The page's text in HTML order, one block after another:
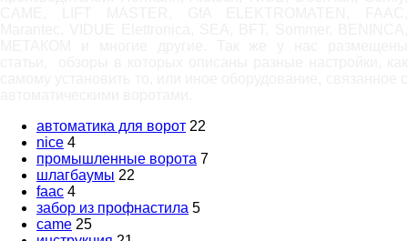
автоматика для ворот 22
nice 4
промышленные ворота 7
шлагбаумы 22
faac 4
забор из профнастила 5
came 25